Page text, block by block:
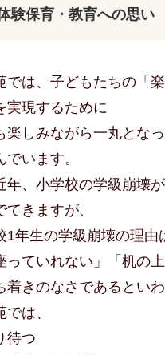
験保育・教育への思い
は、子どもたちの「
実現するために
楽しみながら一丸とな
います。
、小学校の学級崩壊
てきますが、
1年生の学級崩壊の理由
っていれない」「机の上
着きのなさであるといわ
は、
待つ